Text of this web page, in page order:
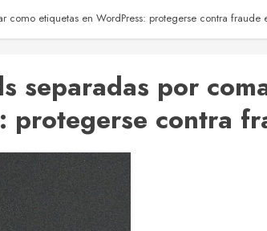
como etiquetas en WordPress: protegerse contra fraude
separadas por
protegerse contra